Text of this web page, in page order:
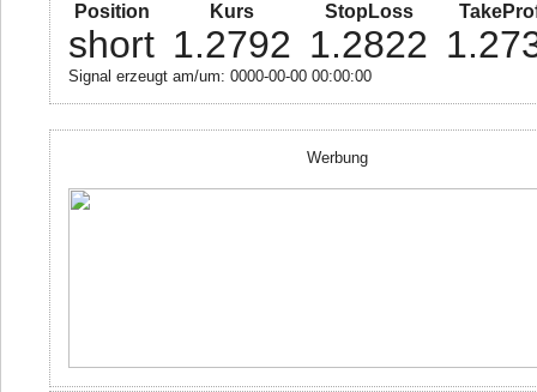
Position Kurs StopLoss
short 1.2792 1.2822
Signal erzeugt am/um: 0000-00-00 00:00:00
Werbung